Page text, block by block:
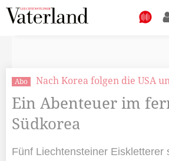
Abo Nach Korea folgen die USA
Ein Abenteuer im
Südkorea
Fünf Liechtensteiner Eiskletterer